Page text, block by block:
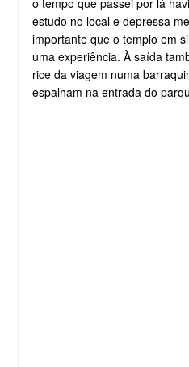
o tempo que passei por lá
estudo no local e depressa
importante que o templo em
uma experiência. À saída
rice da viagem numa
espalham na entrada do